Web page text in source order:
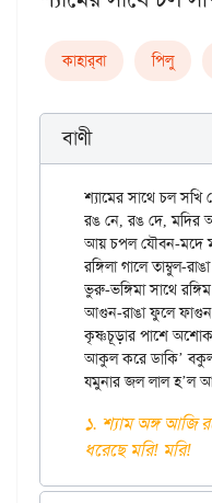
কাহার্‌বা পিলু
বাণী
শ্যামের সাথে চল সখি
রঙ নে, রঙ দে, মদির
আয় চপল যৌবন-মদে
রঙ্গিলা গালে তাম্বুল-
ভুরু-ভঙ্গিমা সাথে
আগুন-রাঙা ফুলে ফাগুন
কৃষ্ণচূড়ার পাশে অশোক
আকুল করে ডাকি’ বকুল
যমুনার জল লাল হ’ল
১. শ্যাম অঙ্গ আজি
ধরেছে মরি! মরি!